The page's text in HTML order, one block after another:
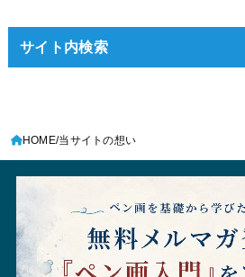
サイト内検索
HOME 当サイトの想い